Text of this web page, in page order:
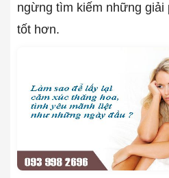
ngừng tìm kiếm những giải
tốt hơn.